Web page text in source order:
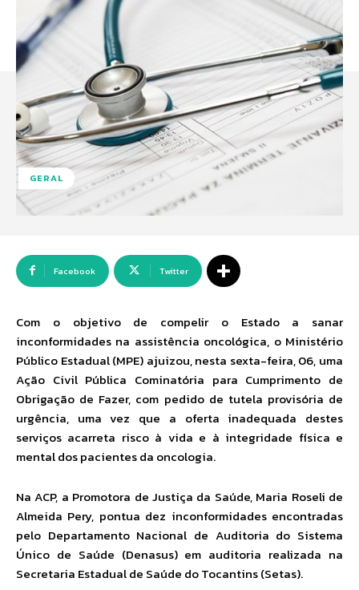
GERAL
Facebook Twitter
Com o objetivo de compelir o Estado a sanar
inconformidades na assistência oncológica, o Ministério
Público Estadual (MPE) ajuizou, nesta sexta-feira, 06, uma
Ação Civil Pública Cominatória para Cumprimento de
Obrigação de Fazer, com pedido de tutela provisória de
urgência, uma vez que a oferta inadequada destes
serviços acarreta risco à vida e à integridade física e
mental dos pacientes da oncologia.
Na ACP, a Promotora de Justiça da Saúde, Maria Roseli de
Almeida Pery, pontua dez inconformidades encontradas
pelo Departamento Nacional de Auditoria do Sistema
Único de Saúde (Denasus) em auditoria realizada na
Secretaria Estadual de Saúde do Tocantins (Setas).